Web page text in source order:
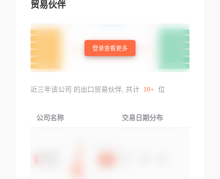
贸易伙伴
登录查看更多
近三年该公司 的出口贸易伙伴, 共计 10+ 位
公司名称 交易日期分布